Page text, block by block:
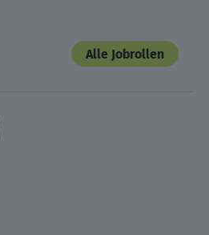
Alle Jobrollen